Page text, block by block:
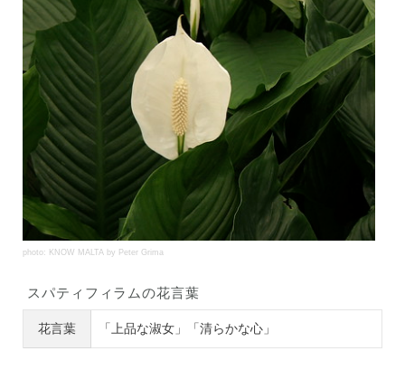
photo: KNOW MALTA by Peter Grima
スパティフィラムの花言葉
花言葉 「上品な淑女」「清らかな心」